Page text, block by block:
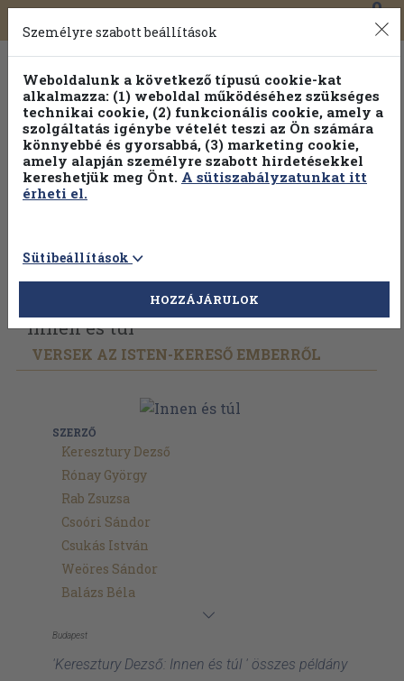
Toggle
navigation
0
Válogasson több mint 1.000.000 kiadványunk közül
100% kedvezménnyel!
Vissza az előző oldalra Válasszon példányt
Innen és túl
VERSEK AZ ISTEN-KERESŐ EMBERRŐL
SZERZŐ
Keresztury Dezső
Rónay György
Rab Zsuzsa
Csoóri Sándor
Csukás István
Weöres Sándor
Balázs Béla
Budapest
'Keresztury Dezső: Innen és túl ' összes példány
Személyre szabott beállítások
Weboldalunk a következő típusú cookie-kat
alkalmazza: (1) weboldal működéséhez szükséges
technikai cookie, (2) funkcionális cookie, amely a
szolgáltatás igénybe vételét teszi az Ön számára
könnyebbé és gyorsabbá, (3) marketing cookie,
amely alapján személyre szabott hirdetésekkel
kereshetjük meg Önt. A sütiszabályzatunkat itt
érheti el.
Sütibeállítások
HOZZÁJÁRULOK